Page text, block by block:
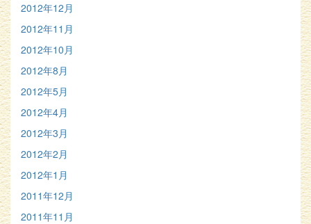
2012年12月
2012年11月
2012年10月
2012年8月
2012年5月
2012年4月
2012年3月
2012年2月
2012年1月
2011年12月
2011年11月